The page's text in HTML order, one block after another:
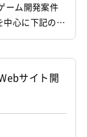
ーム開発案件
中心に下記の業
義 ・エフェク
通ルール・再
サイト開